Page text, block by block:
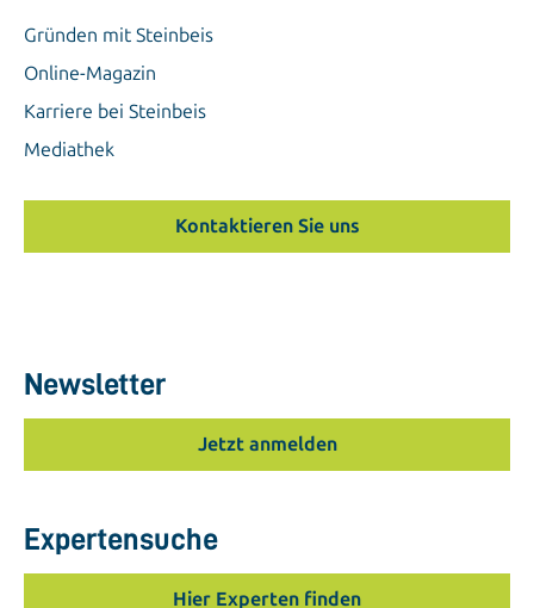
Gründen mit Steinbeis
Online-Magazin
Karriere bei Steinbeis
Mediathek
Kontaktieren Sie uns
Newsletter
Jetzt anmelden
Expertensuche
Hier Experten finden